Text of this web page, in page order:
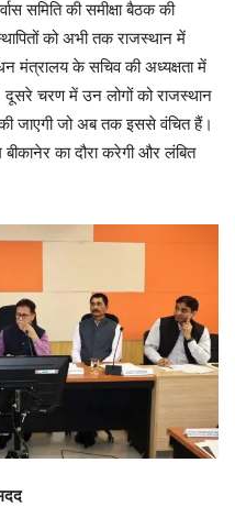
समिति की समीक्षा बैठक की
को अभी तक राजस्थान में
मंत्रालय के सचिव की अध्यक्षता में
चरण में उन लोगों को राजस्थान
जाएगी जो अब तक इससे वंचित हैं।
का दौरा करेगी और लंबित